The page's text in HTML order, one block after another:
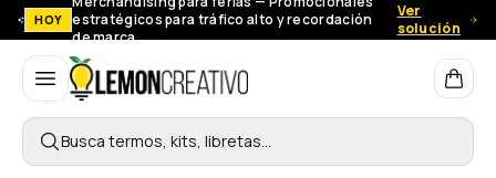
HOY
estratégicos para tráfico alto y recordación
de marca.
Ver
solución
Lemon Creativo
Busca termos, kits, libretas…